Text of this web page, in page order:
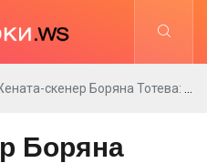
Боряна Тотева: Само ваксината ще ни спаси от Ковид-19 (Ясновидката-феномен премахва страхови неврози, заекване и напикаване при децата)
Боряна